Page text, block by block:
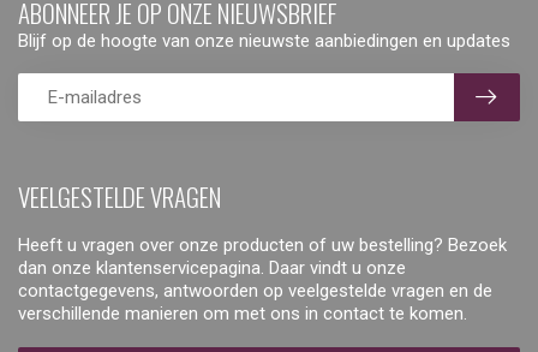
VEELGESTELDE VRAGEN
Heeft u vragen over onze producten of uw bestelling? Bezoek
dan onze klantenservicepagina. Daar vindt u onze
contactgegevens, antwoorden op veelgestelde vragen en de
verschillende manieren om met ons in contact te komen.
ABONNEER JE OP ONZE NIEUWSBRIEF
Blijf op de hoogte van onze nieuwste aanbiedingen en updates